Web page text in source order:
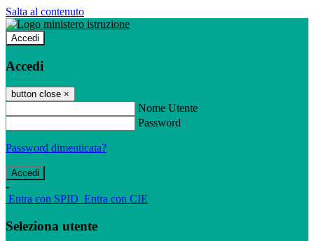
Salta al contenuto
Accedi
Accedi
button close ×
Nome Utente
Password
Password dimenticata?
-
Entra con SPID Entra con CIE
Seleziona utente